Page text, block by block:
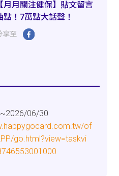
【月月關注健保】貼文留言
點！7萬點大話聲！
享至
06/30
of
go.html?view=taskvi